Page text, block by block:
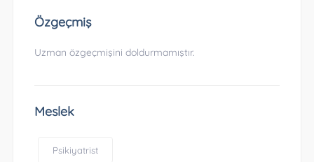
Özgeçmiş
Uzman özgeçmişini doldurmamıştır.
Meslek
Psikiyatrist